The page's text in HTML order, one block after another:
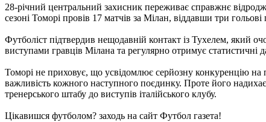
28-річний центральний захисник переживає справжнє
сезоні Томорі провів 17 матчів за Мілан, віддавши три
Футболіст підтвердив нещодавній контакт із Тухелем, який
виступами гравців Мілана та регулярно отримує статистичні
Томорі не приховує, що усвідомлює серйозну конкуренцію на
важливість кожного наступного поєдинку. Проте його
тренерського штабу до виступів італійського клубу.
Цікавишся футболом? заходь на сайт Футбол газета!